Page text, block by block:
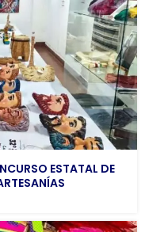
ESTATAL DE